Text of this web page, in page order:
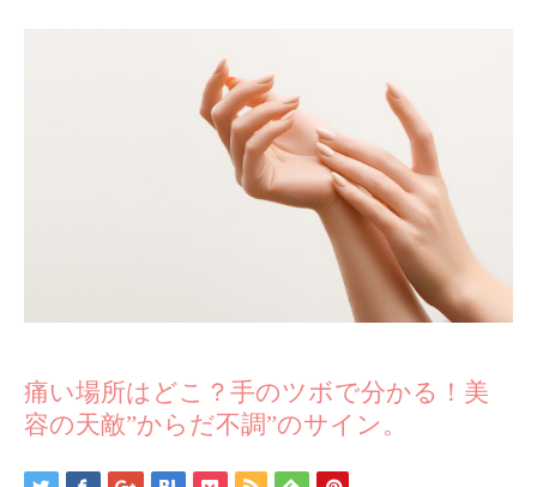
痛い場所はどこ？手のツボで分かる！美
容の天敵”からだ不調”のサイン。